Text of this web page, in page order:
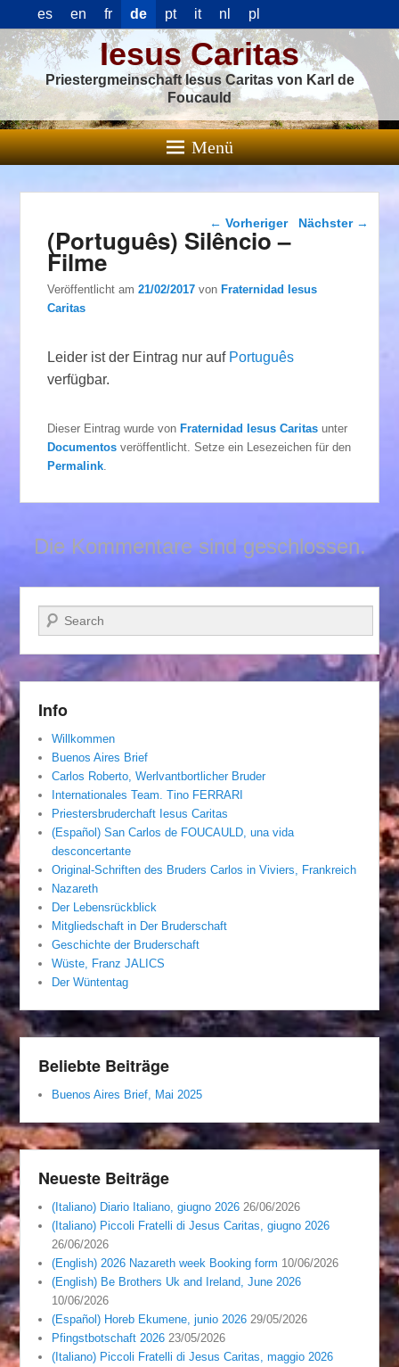
es en fr de pt it nl pl
Iesus Caritas
Priestergmeinschaft Iesus Caritas von Karl de
Foucauld
Menü
Beitragsnavigation
← Vorheriger Nächster →
(Português) Silêncio –
Filme
Veröffentlicht am21/02/2017 vonFraternidad Iesus
Caritas
Leider ist der Eintrag nur auf Português
verfügbar.
Dieser Eintrag wurde vonFraternidad Iesus Caritas unter
Documentos veröffentlicht. Setze ein Lesezeichen für den
Permalink
Die Kommentare sind geschlossen.
Suchen
Info
Willkommen
Buenos Aires Brief
Carlos Roberto, Werlvantbortlicher Bruder
Internationales Team. Tino FERRARI
Priestersbruderchaft Iesus Caritas
(Español) San Carlos de FOUCAULD, una vida
desconcertante
Original-Schriften des Bruders Carlos in Viviers, Frankreich
Nazareth
Der Lebensrückblick
Mitgliedschaft in Der Bruderschaft
Geschichte der Bruderschaft
Wüste, Franz JALICS
Der Wüntentag
Beliebte Beiträge
Buenos Aires Brief, Mai 2025
Neueste Beiträge
(Italiano) Diario Italiano, giugno 2026 26/06/2026
(Italiano) Piccoli Fratelli di Jesus Caritas, giugno 2026
26/06/2026
(English) 2026 Nazareth week Booking form 10/06/2026
(English) Be Brothers Uk and Ireland, June 2026
10/06/2026
(Español) Horeb Ekumene, junio 2026 29/05/2026
Pfingstbotschaft 2026 23/05/2026
(Italiano) Piccoli Fratelli di Jesus Caritas, maggio 2026